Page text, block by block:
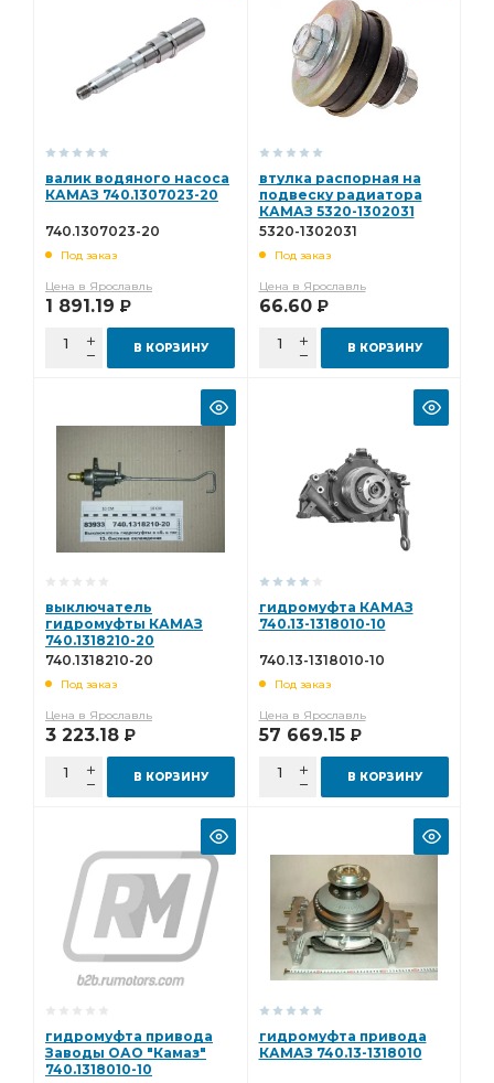
валик водяного насоса
КАМАЗ 740.1307023-20
740.1307023-20
Под заказ
Цена в Ярославль
1 891.19 Р
В КОРЗИНУ
втулка распорная на
подвеску радиатора
КАМАЗ 5320-1302031
5320-1302031
Под заказ
Цена в Ярославль
66.60 Р
В КОРЗИНУ
выключатель
гидромуфты КАМАЗ
740.1318210-20
740.1318210-20
Под заказ
Цена в Ярославль
3 223.18 Р
В КОРЗИНУ
гидромуфта КАМАЗ
740.13-1318010-10
740.13-1318010-10
Под заказ
Цена в Ярославль
57 669.15 Р
В КОРЗИНУ
гидромуфта привода
Заводы ОАО "Камаз"
740.1318010-10
гидромуфта привода
КАМАЗ 740.13-1318010